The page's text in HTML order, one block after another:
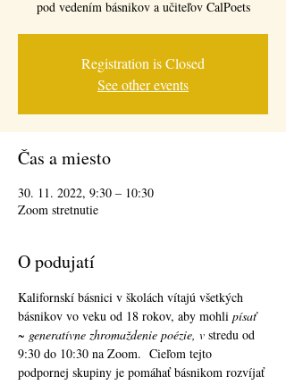
pod vedením básnikov a učiteľov CalPoets
Registration is Closed
See other events
Čas a miesto
30. 11. 2022, 9:30 – 10:30
Zoom stretnutie
O podujatí
Kalifornskí básnici v školách vítajú všetkých
básnikov vo veku od 18 rokov, aby mohli písať
~ generatívne zhromaždenie poézie, v stredu od
9:30 do 10:30 na Zoom.  Cieľom tejto
podpornej skupiny je pomáhať básnikom rozvíjať